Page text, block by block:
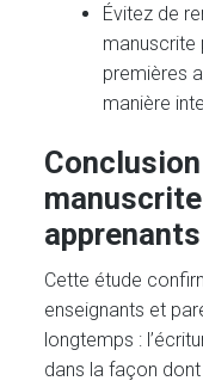
Évitez de
manuscrite
premières
manière
Cette étude
enseignants et
longtemps :
dans la façon